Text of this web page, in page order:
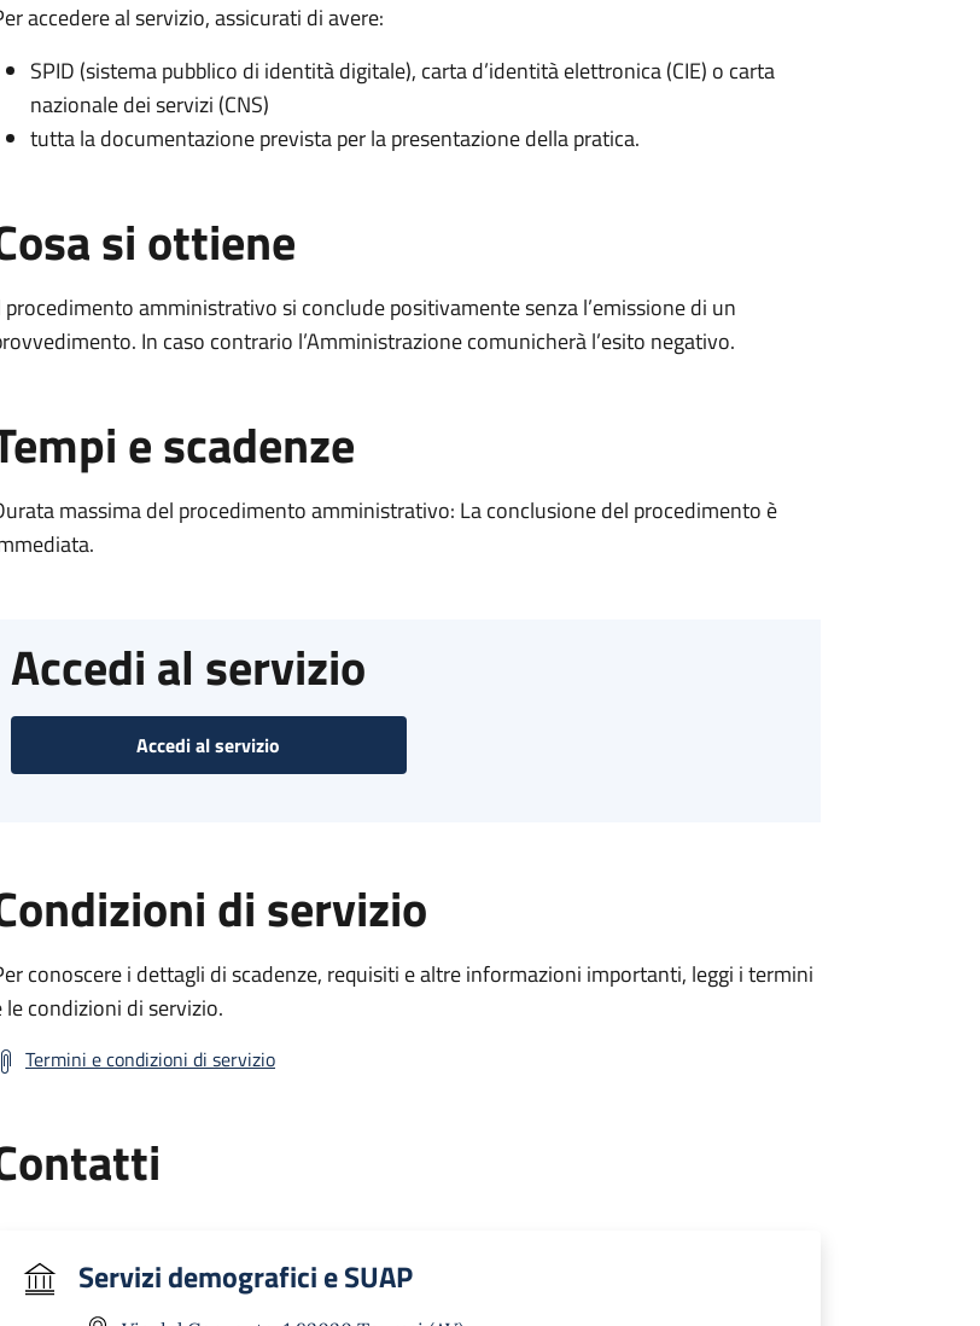
accedere al servizio, assicurati di avere:
SPID (sistema pubblico di identità digitale), carta d’identità elettronica (CIE) o carta
nazionale dei servizi (CNS)
tutta la documentazione prevista per la presentazione della pratica.
si ottiene
procedimento amministrativo si conclude positivamente senza l’emissione di un
In caso contrario l’Amministrazione comunicherà l’esito negativo.
e scadenze
massima del procedimento amministrativo: La conclusione del procedimento è
Accedi al servizio
Accedi al servizio
di servizio
conoscere i dettagli di scadenze, requisiti e altre informazioni importanti, leggi i termini
le condizioni di servizio.
Termini e condizioni di servizio
Servizi demografici e SUAP